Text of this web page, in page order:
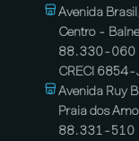
Avenida
Centro -
88.330-060
CRECI 6854-
Avenida Ruy
Praia dos
88.331-510